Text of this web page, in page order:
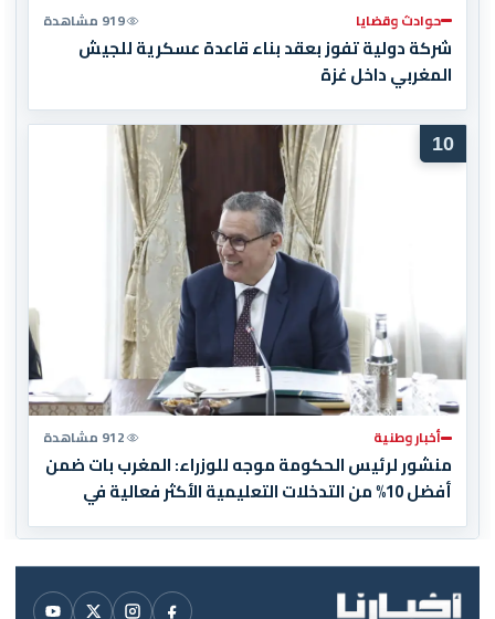
حوادث وقضايا 919 مشاهدة
شركة دولية تفوز بعقد بناء قاعدة عسكرية للجيش
المغربي داخل غزة
10
أخبار وطنية 912 مشاهدة
منشور لرئيس الحكومة موجه للوزراء: المغرب بات ضمن
أفضل 10% من التدخلات التعليمية الأكثر فعالية في
العالم